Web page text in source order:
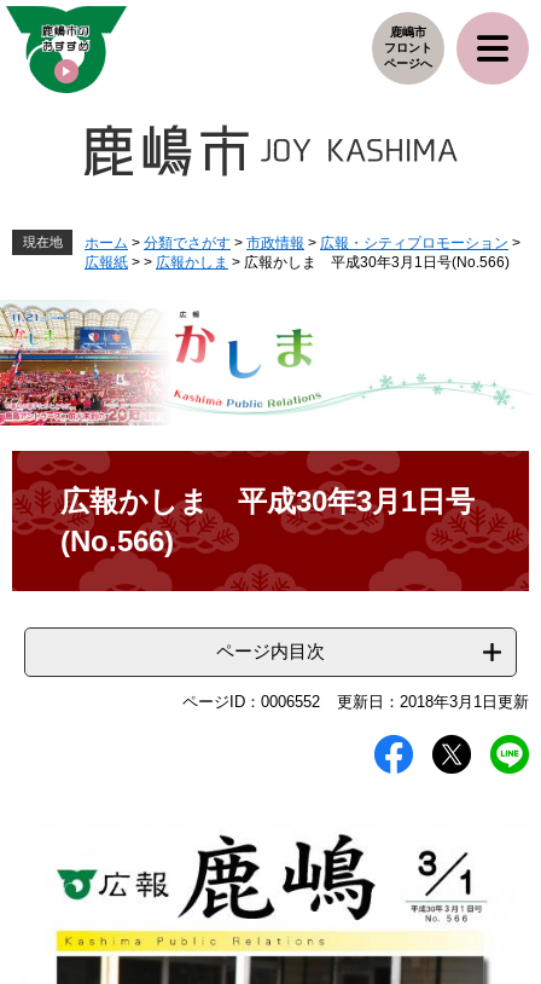
ペ
メ
鹿嶋市
フロント
ページへ
現在地 ホーム > 分類でさがす > 市政情報 > 広報・シティプロモーション >
広報紙 > > 広報かしま > 広報かしま 平成30年3月1日号(No.566)
本
文
広報かしま 平成30年3月1日号
(No.566)
ページ内目次
ページID：0006552 更新日：2018年3月1日更新